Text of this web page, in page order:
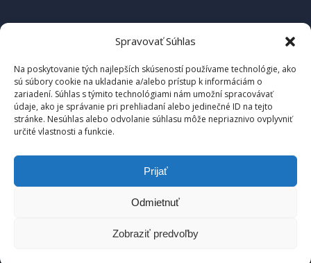
Spravovať Súhlas
Na poskytovanie tých najlepších skúseností používame technológie, ako
sú súbory cookie na ukladanie a/alebo prístup k informáciám o
zariadení. Súhlas s týmito technológiami nám umožní spracovávať
údaje, ako je správanie pri prehliadaní alebo jedinečné ID na tejto
stránke. Nesúhlas alebo odvolanie súhlasu môže nepriaznivo ovplyvniť
určité vlastnosti a funkcie.
Prijať
Odmietnuť
Zobraziť predvoľby
Rajecké Teplice – Spa-Life|webdesign